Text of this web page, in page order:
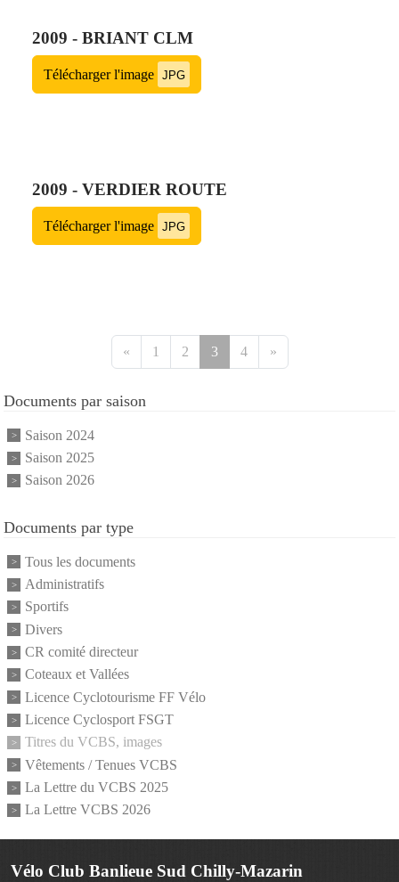
2009 - BRIANT CLM
Télécharger l'image JPG
2009 - VERDIER ROUTE
Télécharger l'image JPG
« 1 2 3 4 »
Documents par saison
Saison 2024
Saison 2025
Saison 2026
Documents par type
Tous les documents
Administratifs
Sportifs
Divers
CR comité directeur
Coteaux et Vallées
Licence Cyclotourisme FF Vélo
Licence Cyclosport FSGT
Titres du VCBS, images
Vêtements / Tenues VCBS
La Lettre du VCBS 2025
La Lettre VCBS 2026
Vélo Club Banlieue Sud Chilly-Mazarin